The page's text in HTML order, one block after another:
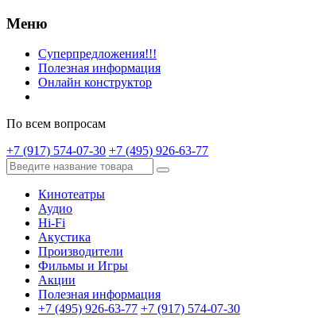
Меню
Суперпредложения!!!
Полезная информация
Онлайн конструктор
По всем вопросам
+7 (917) 574-07-30 +7 (495) 926-63-77
Кинотеатры
Аудио
Hi-Fi
Акустика
Производители
Фильмы и Игры
Акции
Полезная информация
+7 (495) 926-63-77 +7 (917) 574-07-30